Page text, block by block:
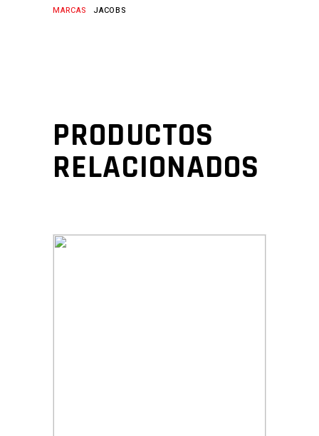
MARCAS JACOBS
PRODUCTOS
RELACIONADOS